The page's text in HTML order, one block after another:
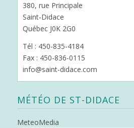
380, rue Principale
Saint-Didace
Québec J0K 2G0
Tél : 450-835-4184
Fax : 450-836-0115
info@saint-didace.com
MÉTÉO DE ST-DIDACE
MeteoMedia